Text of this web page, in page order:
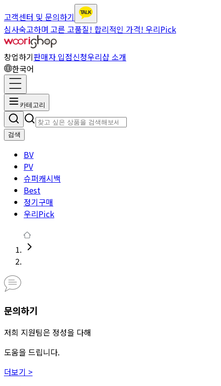
고객센터 및 문의하기
심사숙고하며 고른 고품질! 합리적인 가격! 우리Pick
창업하기판매자 입점신청우리샵 소개
한국어
카테고리
검색
BV
PV
슈퍼캐시백
Best
정기구매
우리Pick
문의하기
저희 지원팀은 정성을 다해
도움을 드립니다.
더보기 >